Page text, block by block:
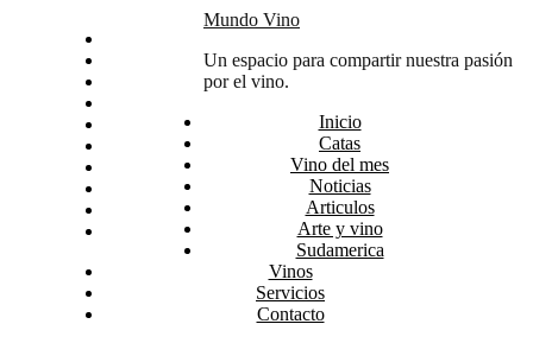
Arte y vino
Sudamerica
Mundo Vino
Un espacio para compartir nuestra pasión
por el vino.
Inicio
Catas
Vino del mes
Noticias
Articulos
Arte y vino
Sudamerica
Vinos
Servicios
Contacto